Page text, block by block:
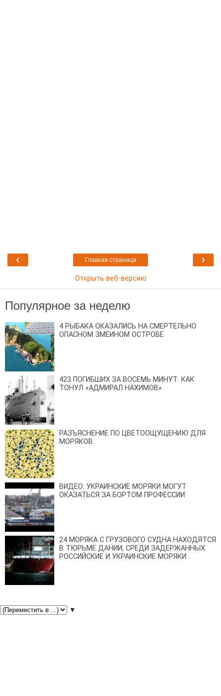
‹ ›
Главная страница
Открыть веб-версию
Популярное за неделю
4 РЫБАКА ОКАЗАЛИСЬ НА СМЕРТЕЛЬНО
ОПАСНОМ ЗМЕИНОМ ОСТРОВЕ
423 ПОГИБШИХ ЗА ВОСЕМЬ МИНУТ: КАК
ТОНУЛ «АДМИРАЛ НАХИМОВ»
РАЗЪЯСНЕНИЕ ПО ЦВЕТООЩУЩЕНИЮ ДЛЯ
МОРЯКОВ
ВИДЕО: УКРАИНСКИЕ МОРЯКИ МОГУТ
ОКАЗАТЬСЯ ЗА БОРТОМ ПРОФЕССИИ
24 МОРЯКА С ГРУЗОВОГО СУДНА НАХОДЯТСЯ
В ТЮРЬМЕ ДАНИИ, СРЕДИ ЗАДЕРЖАННЫХ
РОССИЙСКИЕ И УКРАИНСКИЕ МОРЯКИ
▼